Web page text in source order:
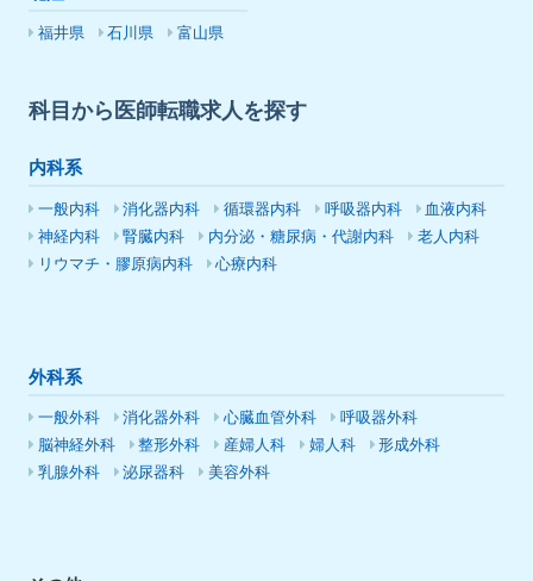
福井県 石川県 富山県
科目から医師転職求人を探す
内科系
一般内科 消化器内科 循環器内科 呼吸器内科
血液内科
神経内科
腎臓内科 内分泌・糖尿病・代謝内科
老人内科
リウマチ・膠原病内科
心療内科
外科系
一般外科 消化器外科 心臓血管外科
呼吸器外科
脳神経外科
整形外科 産婦人科 婦人科
形成外科
乳腺外科
泌尿器科 美容外科